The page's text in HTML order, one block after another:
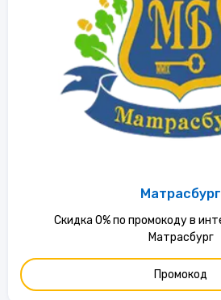
Матрасбург
Скидка 0% по промокоду в интернет-магазине
Матрасбург
Промокод